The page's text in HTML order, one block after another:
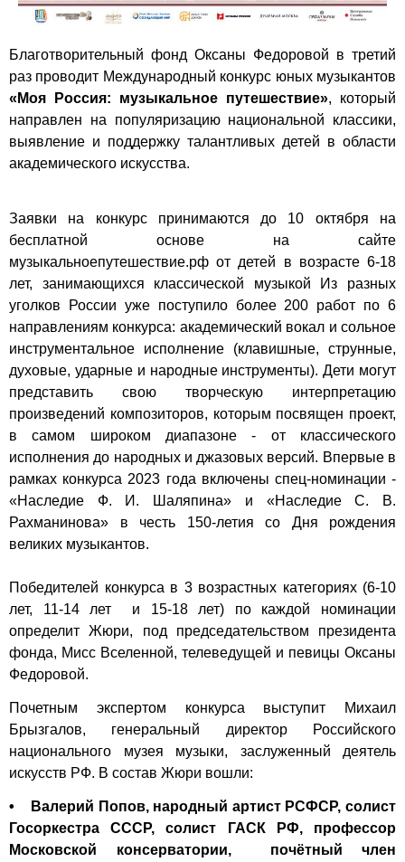
Благотворительный фонд Оксаны Федоровой в третий
раз проводит Международный конкурс юных музыкантов
«Моя Россия: музыкальное путешествие», который
направлен на популяризацию национальной классики,
выявление и поддержку талантливых детей в области
академического искусства.
Заявки на конкурс принимаются до 10 октября на
бесплатной основе на сайте
музыкальноепутешествие.рф от детей в возрасте 6-18
лет, занимающихся классической музыкой Из разных
уголков России уже поступило более 200 работ по 6
направлениям конкурса: академический вокал и сольное
инструментальное исполнение (клавишные, струнные,
духовые, ударные и народные инструменты). Дети могут
представить свою творческую интерпретацию
произведений композиторов, которым посвящен проект,
в самом широком диапазоне - от классического
исполнения до народных и джазовых версий. Впервые в
рамках конкурса 2023 года включены спец-номинации -
«Наследие Ф. И. Шаляпина» и «Наследие С. В.
Рахманинова» в честь 150-летия со Дня рождения
великих музыкантов.
Победителей конкурса в 3 возрастных категориях (6-10
лет, 11-14 лет и 15-18 лет) по каждой номинации
определит Жюри, под председательством президента
фонда, Мисс Вселенной, телеведущей и певицы Оксаны
Федоровой.
Почетным экспертом конкурса выступит Михаил
Брызгалов, генеральный директор Российского
национального музея музыки, заслуженный деятель
искусств РФ. В состав Жюри вошли:
• Валерий Попов, народный артист РСФСР, солист
Госоркестра СССР, солист ГАСК РФ, профессор
Московской консерватории, почётный член